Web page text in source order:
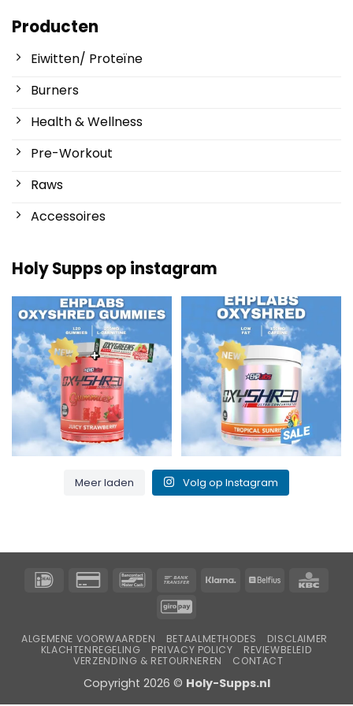
Producten
Eiwitten/ Proteïne
Burners
Health & Wellness
Pre-Workout
Raws
Accessoires
Holy Supps op instagram
Nieuw bij Holy Supps 🍬⚡
De OxyShred Gummies...
3 0
Laag in vet en 150mg cafeïne per
serving! ⚡...
0 2
Meer laden Volg op Instagram
IDeal
CreditcardBancontactOverschrijving
Klarna Belfius
GiroPay
ALGEMENE VOORWAARDEN BETAALMETHODES
DISCLAIMER
KLACHTENREGELING
PRIVACY POLICY
REVIEWBELEID
VERZENDING & RETOURNEREN
CONTACT
Copyright 2026 © Holy-Supps.nl